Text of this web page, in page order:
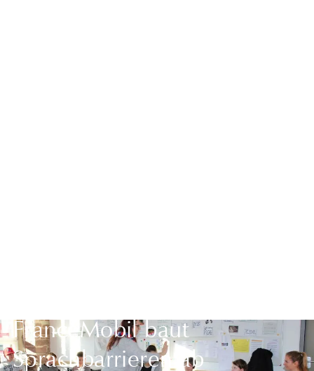
FranceMobil baut
Sprachbarrieren ab